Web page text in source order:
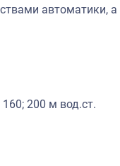
автоматики,
200 м вод.ст.